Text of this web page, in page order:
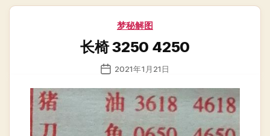
分
梦秘解图
长椅 3250 4250
发
日
期
2021年1月21日